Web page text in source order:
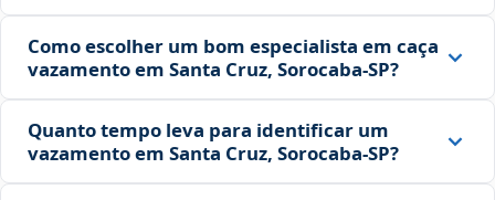
Como escolher um bom especialista em caça
vazamento em Santa Cruz, Sorocaba‑SP?
Quanto tempo leva para identificar um
vazamento em Santa Cruz, Sorocaba‑SP?